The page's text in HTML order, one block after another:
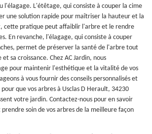
l'élagage. L'étêtage, qui consiste à couper la cime
une solution rapide pour maîtriser la hauteur et la
cette pratique peut affaiblir l'arbre et le rendre
En revanche, l'élagage, qui consiste à couper
permet de préserver la santé de l'arbre tout
sa croissance. Chez AC Jardin, nous
pour maintenir l'esthétique et la vitalité de vos
à vous fournir des conseils personnalisés et
que vos arbres à Usclas D Herault, 34230
votre jardin. Contactez-nous pour en savoir
prendre soin de vos arbres de la meilleure façon